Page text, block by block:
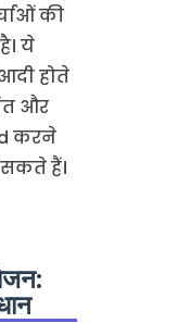
की
ये
होते
और
करने
हैं।